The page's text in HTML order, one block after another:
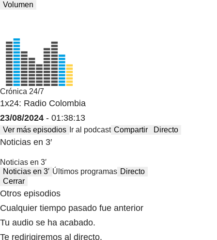
Volumen
Crónica 24/7
1x24: Radio Colombia
23/08/2024 - 01:38:13
Ver más episodios Ir al podcast Compartir Directo
Noticias en 3′
Noticias en 3′
Noticias en 3′ Últimos programas Directo
Cerrar
Otros episodios
Cualquier tiempo pasado fue anterior
Tu audio se ha acabado.
Te redirigiremos al directo.